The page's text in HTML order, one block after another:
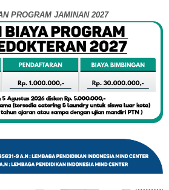
PROGRAM JAMINAN 2027